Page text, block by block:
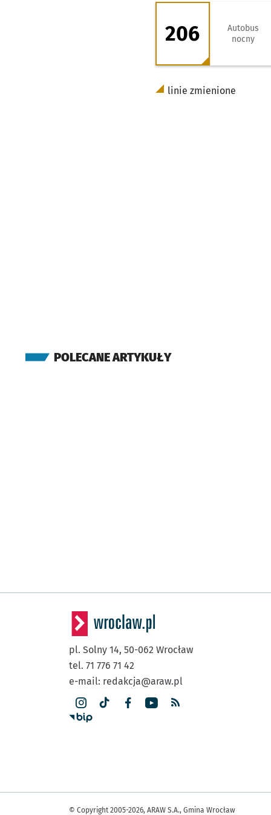
206 - kierunek
206
Autobus
nocny
linie zmienione
POLECANE ARTYKUŁY
pl. Solny 14, 50-062 Wrocław
tel. 71 776 71 42
e-mail: redakcja@araw.pl
© Copyright 2005-2026, ARAW S.A., Gmina Wrocław